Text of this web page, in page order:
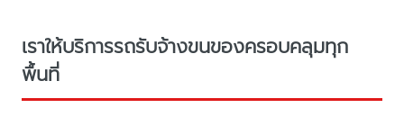
เราให้บริการรถรับจ้างขนของครอบคลุมทุก
พื้นที่